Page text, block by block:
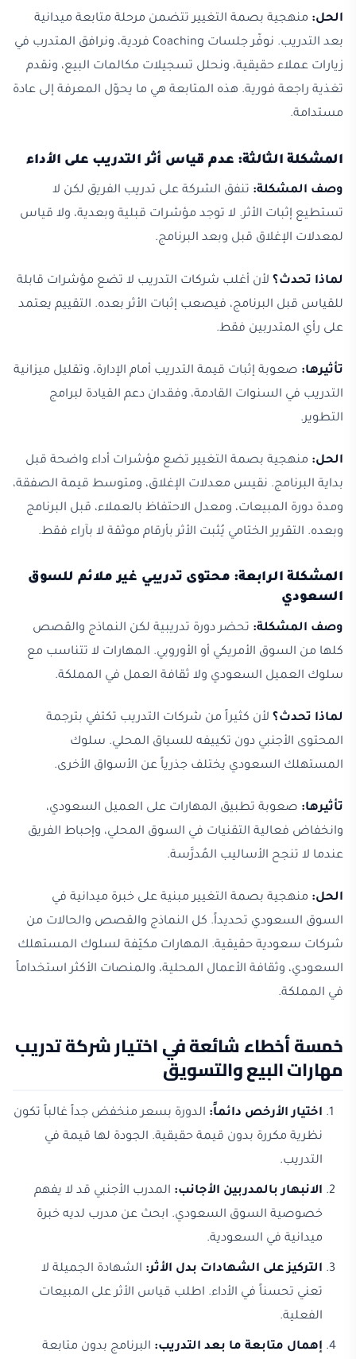
الحل: منهجية بصمة التغيير تتضمن مرحلة متابعة ميدانية
بعد التدريب. نوفّر جلسات Coaching فردية، ونرافق المتدرب في
زيارات عملاء حقيقية، ونحلل تسجيلات مكالمات البيع، ونقدم
تغذية راجعة فورية. هذه المتابعة هي ما يحوّل المعرفة إلى عادة
مستدامة.
المشكلة الثالثة: عدم قياس أثر التدريب على الأداء
وصف المشكلة: تنفق الشركة على تدريب الفريق لكن لا
تستطيع إثبات الأثر. لا توجد مؤشرات قبلية وبعدية، ولا قياس
لمعدلات الإغلاق قبل وبعد البرنامج.
لماذا تحدث؟ لأن أغلب شركات التدريب لا تضع مؤشرات قابلة
للقياس قبل البرنامج، فيصعب إثبات الأثر بعده. التقييم يعتمد
على رأي المتدربين فقط.
تأثيرها: صعوبة إثبات قيمة التدريب أمام الإدارة، وتقليل ميزانية
التدريب في السنوات القادمة، وفقدان دعم القيادة لبرامج
التطوير.
الحل: منهجية بصمة التغيير تضع مؤشرات أداء واضحة قبل
بداية البرنامج. نقيس معدلات الإغلاق، ومتوسط قيمة الصفقة،
ومدة دورة المبيعات، ومعدل الاحتفاظ بالعملاء، قبل البرنامج
وبعده. التقرير الختامي يُثبت الأثر بأرقام موثقة لا بآراء فقط.
المشكلة الرابعة: محتوى تدريبي غير ملائم للسوق
السعودي
وصف المشكلة: تحضر دورة تدريبية لكن النماذج والقصص
كلها من السوق الأمريكي أو الأوروبي. المهارات لا تتناسب مع
سلوك العميل السعودي ولا ثقافة العمل في المملكة.
لماذا تحدث؟ لأن كثيراً من شركات التدريب تكتفي بترجمة
المحتوى الأجنبي دون تكييفه للسياق المحلي. سلوك
المستهلك السعودي يختلف جذرياً عن الأسواق الأخرى.
تأثيرها: صعوبة تطبيق المهارات على العميل السعودي،
وانخفاض فعالية التقنيات في السوق المحلي، وإحباط الفريق
عندما لا تنجح الأساليب المُدرَّسة.
الحل: منهجية بصمة التغيير مبنية على خبرة ميدانية في
السوق السعودي تحديداً. كل النماذج والقصص والحالات من
شركات سعودية حقيقية. المهارات مكيّفة لسلوك المستهلك
السعودي، وثقافة الأعمال المحلية، والمنصات الأكثر استخداماً
في المملكة.
خمسة أخطاء شائعة في اختيار شركة تدريب
مهارات البيع والتسويق
اختيار الأرخص دائماً: الدورة بسعر منخفض جداً غالباً تكون
نظرية مكررة بدون قيمة حقيقية. الجودة لها قيمة في
التدريب.
الانبهار بالمدربين الأجانب: المدرب الأجنبي قد لا يفهم
خصوصية السوق السعودي. ابحث عن مدرب لديه خبرة
ميدانية في السعودية.
التركيز على الشهادات بدل الأثر: الشهادة الجميلة لا
تعني تحسناً في الأداء. اطلب قياس الأثر على المبيعات
الفعلية.
إهمال متابعة ما بعد التدريب: البرنامج بدون متابعة